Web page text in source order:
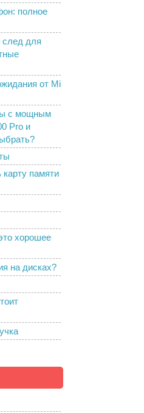
полное
след для
от Mi
с мощным
Pro и
карту памяти
хорошее
на дисках?